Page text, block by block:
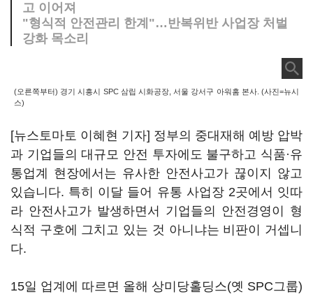
고 이어져
"형식적 안전관리 한계"…반복위반 사업장 처벌
강화 목소리
(오른쪽부터) 경기 시흥시 SPC 삼립 시화공장, 서울 강서구 아워홈 본사. (사진=뉴시
스)
[뉴스토마토 이혜현 기자] 정부의 중대재해 예방 압박
과 기업들의 대규모 안전 투자에도 불구하고 식품·유
통업계 현장에서는 유사한 안전사고가 끊이지 않고
있습니다. 특히 이달 들어 유통 사업장 2곳에서 잇따
라 안전사고가 발생하면서 기업들의 안전경영이 형
식적 구호에 그치고 있는 것 아니냐는 비판이 거셉니
다.
15일 업계에 따르면 올해 상미당홀딩스(옛 SPC그룹)